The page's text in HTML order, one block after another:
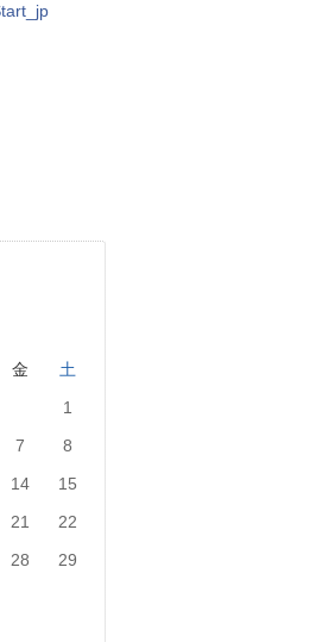
金
土
1
7
8
14
15
21
22
28
29